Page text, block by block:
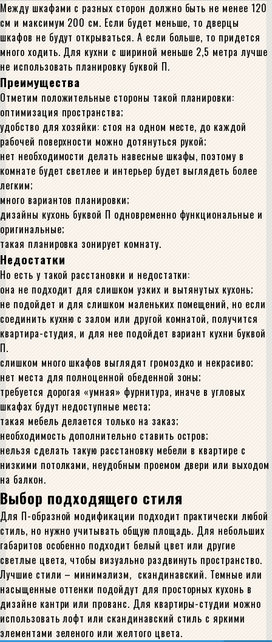
Между шкафами с разных сторон должно быть не менее 120
см и максимум 200 см. Если будет меньше, то дверцы
шкафов не будут открываться. А если больше, то придется
много ходить. Для кухни с шириной меньше 2,5 метра лучше
не использовать планировку буквой П.
Преимущества
Отметим положительные стороны такой планировки:
оптимизация пространства;
удобство для хозяйки: стоя на одном месте, до каждой
рабочей поверхности можно дотянуться рукой;
нет необходимости делать навесные шкафы, поэтому в
комнате будет светлее и интерьер будет выглядеть более
легким;
много вариантов планировки;
дизайны кухонь буквой П одновременно функциональные и
оригинальные;
такая планировка зонирует комнату.
Недостатки
Но есть у такой расстановки и недостатки:
она не подходит для слишком узких и вытянутых кухонь;
не подойдет и для слишком маленьких помещений, но если
соединить кухню с залом или другой комнатой, получится
квартира-студия, и для нее подойдет вариант кухни буквой
П.
слишком много шкафов выглядят громоздко и некрасиво;
нет места для полноценной обеденной зоны;
требуется дорогая «умная» фурнитура, иначе в угловых
шкафах будут недоступные места;
такая мебель делается только на заказ;
необходимость дополнительно ставить остров;
нельзя сделать такую расстановку мебели в квартире с
низкими потолками, неудобным проемом двери или выходом
на балкон.
Выбор подходящего стиля
Для П-образной модификации подходит практически любой
стиль, но нужно учитывать общую площадь. Для небольших
габаритов особенно подходит белый цвет или другие
светлые цвета, чтобы визуально раздвинуть пространство.
Лучшие стили – минимализм, скандинавский. Темные или
насыщенные оттенки подойдут для просторных кухонь в
дизайне кантри или прованс. Для квартиры-студии можно
использовать лофт или скандинавский стиль с яркими
элементами зеленого или желтого цвета.